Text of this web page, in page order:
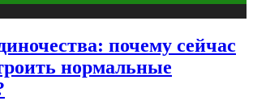
почему сейчас
нормальные